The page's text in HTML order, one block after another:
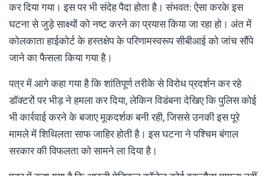
कर दिया गया। इस पर भी संदेह पैदा होता है। संभवत: ऐसा करके इस
घटना से जुड़े साक्ष्यों को नष्ट करने का प्रयास किया जा रहा हो। अंत में
कोलकाता हाईकोर्ट के हस्तक्षेप के परिणामस्वरूप सीबीआई को जांच सौंपे
जाने का फैसला किया गया है।
पत्र में आगे कहा गया है कि शांतिपूर्ण तरीके से विरोध प्रदर्शन कर रहे
डॉक्टरों पर भीड़ ने हमला कर दिया, लेकिन विडंबना देखिए कि पुलिस कोई
भी कार्रवाई करने के बजाए मूकदर्शक बनी रही, जिससे उनकी इस पूरे
मामले में शिथिलता साफ जाहिर होती है। इस घटना ने पश्चिम बंगाल
सरकार की विफलता को सामने ला दिया है।